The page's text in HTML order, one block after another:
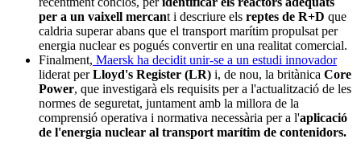
per a un vaixell mercant i descriure els reptes de R+D que
caldria superar abans que el transport marítim propulsat per
energia nuclear es pogués convertir en una realitat comercial.
Finalment, Maersk ha decidit unir-se a un estudi innovador
liderat perLloyd's Register (LR) i, de nou, la britànica Core
Power, que investigarà els requisits per a l'actualització de les
normes de seguretat, juntament amb la millora de la
comprensió operativa i normativa necessària per a l'aplicació
de l'energia nuclear al transport marítim de contenidors.